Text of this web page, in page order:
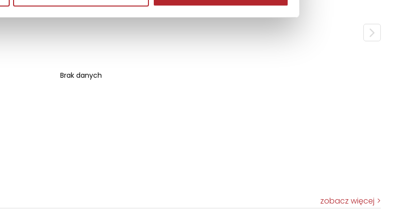
Brak danych
zobacz więcej